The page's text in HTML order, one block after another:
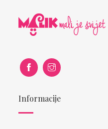
Informacije